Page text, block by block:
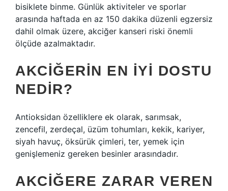
bisiklete binme. Günlük aktiviteler ve sporlar
arasında haftada en az 150 dakika düzenli egzersiz
dahil olmak üzere, akciğer kanseri riski önemli
ölçüde azalmaktadır.
AKCIĞERIN EN IYI DOSTU
NEDIR?
Antioksidan özelliklere ek olarak, sarımsak,
zencefil, zerdeçal, üzüm tohumları, kekik, kariyer,
siyah havuç, öksürük çimleri, ter, yemek için
genişlemeniz gereken besinler arasındadır.
AKCIĞERE ZARAR VEREN